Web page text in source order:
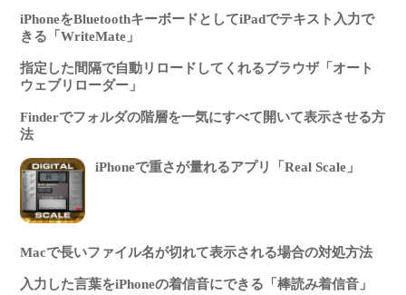
iPhoneをBluetoothキーボードとしてiPadでテキスト入力で
きる「WriteMate」
指定した間隔で自動リロードしてくれるブラウザ「オート
ウェブリローダー」
Finderでフォルダの階層を一気にすべて開いて表示させる方
法
iPhoneで重さが量れるアプリ「Real Scale」
Macで長いファイル名が切れて表示される場合の対処方法
入力した言葉をiPhoneの着信音にできる「棒読み着信音」